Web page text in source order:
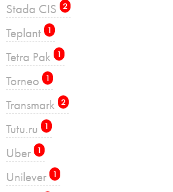
Stada CIS 2
Teplant 1
Tetra Pak 1
Torneo 1
Transmark 2
Tutu.ru 1
Uber 1
Unilever 1